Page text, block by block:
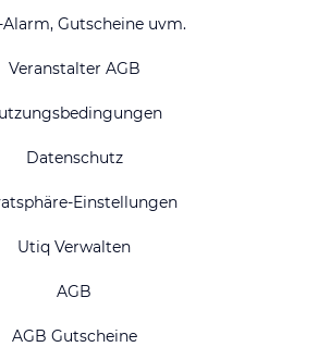
Alarm, Gutscheine uvm.
Veranstalter AGB
Datenschutz
Einstellungen
Utiq Verwalten
AGB
AGB Gutscheine